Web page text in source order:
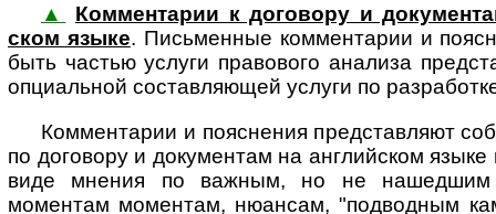
▲
Комментарии к договору и
ском язы­ке. Пись­мен­ные ком­мен­та­рии и
быть частью услуги правового анализа
опциальной составляющей услуги по
Комментарии и пояснения представляют
по договору и документам на английском языке
виде мнения по важным, но не нашедшим
моментам моментам, нюансам, "подводным